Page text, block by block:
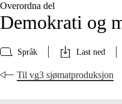
Overordna del
Demokrati og
Språk Last ned
Til vg3 sjømatproduksjon